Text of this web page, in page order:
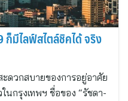
ก็มีไลฟ์สไตล์ชิคได้ จริง
ดวกสบายของการอยู่อาศัย
นกรุงเทพฯ ชื่อของ “รัชดา-